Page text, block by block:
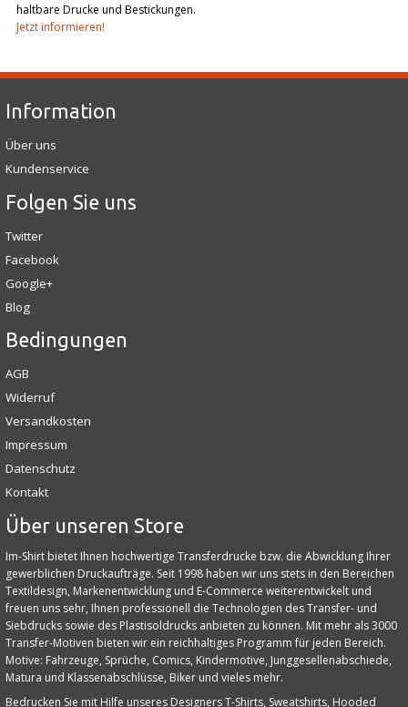
haltbare Drucke und Bestickungen.
Jetzt informieren!
Information
Über uns
Kundenservice
Folgen Sie uns
Twitter
Facebook
Google+
Blog
Bedingungen
AGB
Widerruf
Versandkosten
Impressum
Datenschutz
Kontakt
Über unseren Store
Im-Shirt bietet Ihnen hochwertige Transferdrucke bzw. die Abwicklung Ihrer
gewerblichen Druckaufträge. Seit 1998 haben wir uns stets in den Bereichen
Textildesign, Markenentwicklung und E‑Commerce weiterentwickelt und
freuen uns sehr, Ihnen professionell die Technologien des Transfer- und
Siebdrucks sowie des Plastisoldrucks anbieten zu können. Mit mehr als 3000
Transfer-Motiven bieten wir ein reichhaltiges Programm für jeden Bereich.
Motive: Fahrzeuge, Sprüche, Comics, Kindermotive, Junggesellenabschiede,
Matura und Klassenabschlüsse, Biker und vieles mehr.
Bedrucken Sie mit Hilfe unseres Designers T-Shirts, Sweatshirts, Hooded